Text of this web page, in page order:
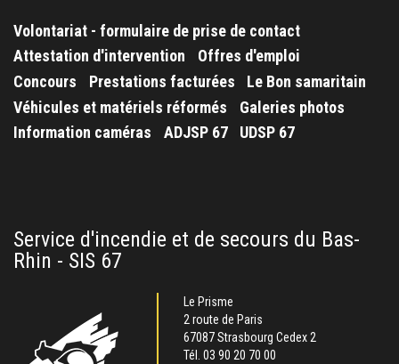
Volontariat - formulaire de prise de contact
Attestation d'intervention
Offres d'emploi
Concours
Prestations facturées
Le Bon samaritain
Véhicules et matériels réformés
Galeries photos
Information caméras
ADJSP 67 UDSP 67
Service d'incendie et de secours du Bas-
Rhin - SIS 67
Le Prisme
2 route de Paris
67087 Strasbourg Cedex 2
Tél. 03 90 20 70 00